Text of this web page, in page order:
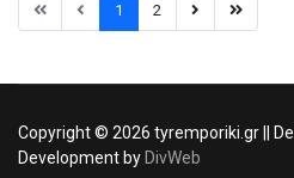
1 2
Copyright © 2026 tyremporiki.gr ||
Development by DivWeb